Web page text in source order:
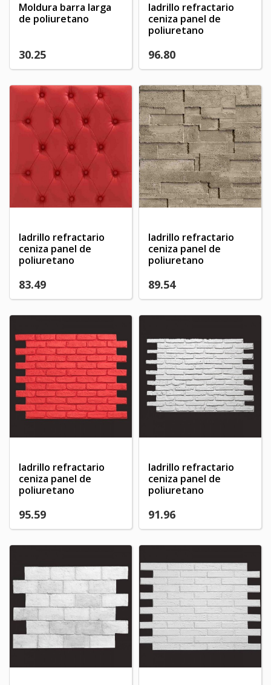
Moldura barra larga
de poliuretano
30.25
ladrillo refractario
ceniza panel de
poliuretano
96.80
ladrillo refractario
ceniza panel de
poliuretano
83.49
ladrillo refractario
ceniza panel de
poliuretano
89.54
ladrillo refractario
ceniza panel de
poliuretano
95.59
ladrillo refractario
ceniza panel de
poliuretano
91.96